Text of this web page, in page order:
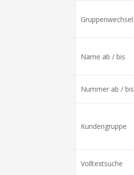
Gruppenwechsel
Name ab / bis
Nummer ab / bis
Kundengruppe
Volltextsuche